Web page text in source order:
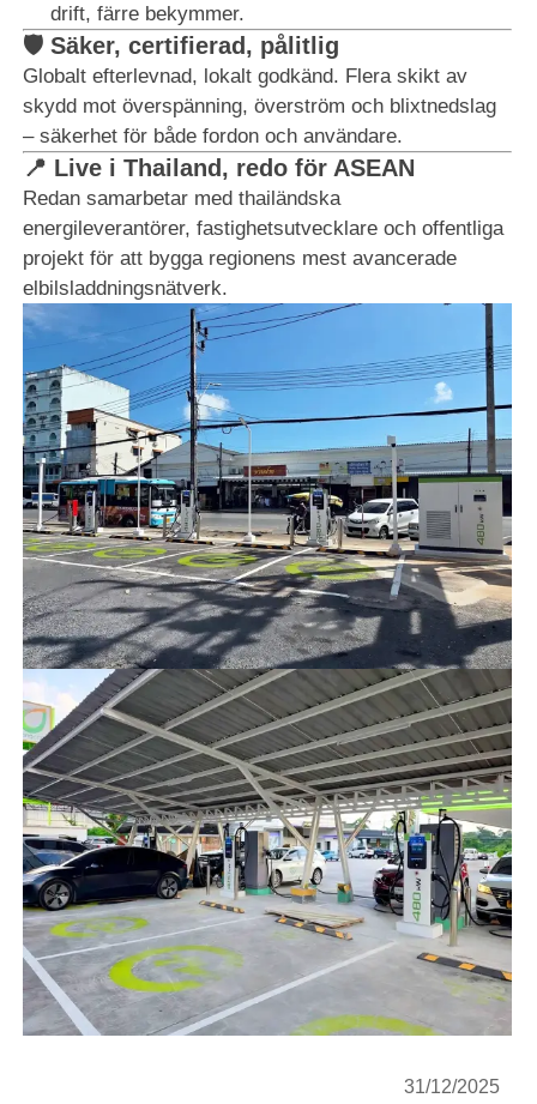
drift, färre bekymmer.
🛡️ Säker, certifierad, pålitlig
Globalt efterlevnad, lokalt godkänd. Flera skikt av
skydd mot överspänning, överström och blixtnedslag
– säkerhet för både fordon och användare.
📍 Live i Thailand, redo för ASEAN
Redan samarbetar med thailändska
energileverantörer, fastighetsutvecklare och offentliga
projekt för att bygga regionens mest avancerade
elbilsladdningsnätverk.
31/12/2025